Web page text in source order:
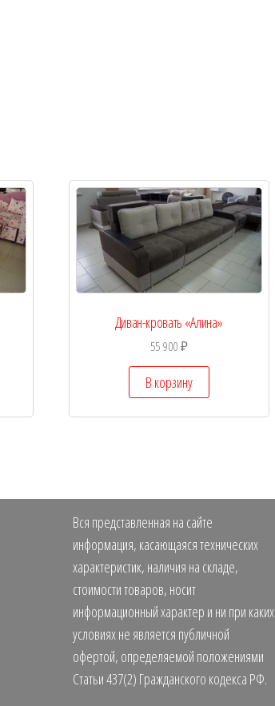
Диван-кровать «Алина»
55 900₽
В корзину
Вся представленная на сайте
информация, касающаяся технических
характеристик, наличия на складе,
стоимости товаров, носит
информационный характер и ни при каких
условиях не является публичной
офертой, определяемой положениями
Статьи 437(2) Гражданского кодекса РФ.